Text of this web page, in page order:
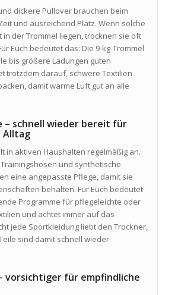
dickere Pullover brauchen beim
und ausreichend Platz. Wenn solche
in der Trommel liegen, trocknen sie oft
Euch bedeutet das: Die 9-kg-Trommel
bis größere Ladungen guten
trotzdem darauf, schwere Textilien
damit warme Luft gut an alle
– schnell wieder bereit für
Alltag
in aktiven Haushalten regelmäßig an.
und synthetische
eine angepasste Pflege, damit sie
behalten. Für Euch bedeutet
Programme für pflegeleichte oder
und achtet immer auf das
jede Sportkleidung liebt den Trockner,
sind damit schnell wieder
vorsichtiger für empfindliche